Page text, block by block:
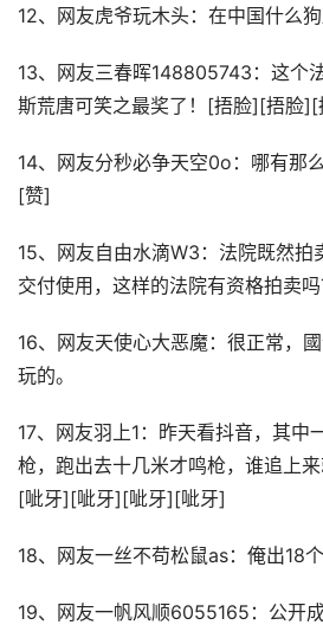
12、网友虎爷玩木头：在中国什么狗
13、网友三春晖148805743：这个
斯荒唐可笑之最奖了！[捂脸][捂脸
14、网友分秒必争天空0o：哪有那
[赞]
15、网友自由水滴W3：法院既然拍
交付使用，这样的法院有资格拍卖吗
16、网友天使心大恶魔：很正常，
玩的。
17、网友羽上1：昨天看抖音，其中
枪，跑出去十几米才鸣枪，谁追上来
[呲牙][呲牙][呲牙][呲牙]
18、网友一丝不苟松鼠as：俺出18
19、网友一帆风顺6055165：公开